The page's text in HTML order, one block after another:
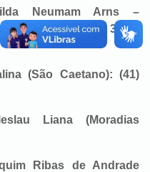
Neumam Arns –
de Dentro): (41) 3636-
(São Caetano): (41)
Liana (Moradias
Ribas de Andrade